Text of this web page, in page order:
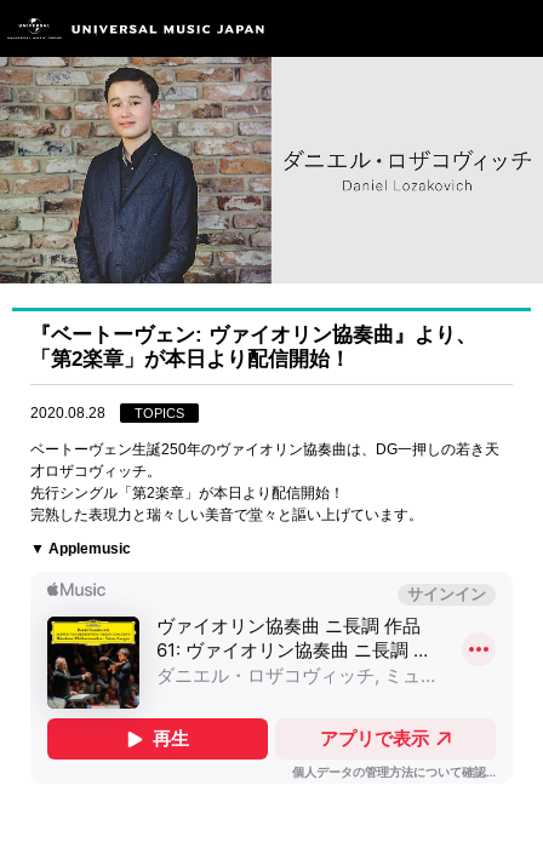
『ベートーヴェン: ヴァイオリン協奏曲』より、
「第2楽章」が本日より配信開始！
2020.08.28 TOPICS
ベートーヴェン生誕250年のヴァイオリン協奏曲は、DG一押しの若き天
才ロザコヴィッチ。
先行シングル「第2楽章」が本日より配信開始！
完熟した表現力と瑞々しい美音で堂々と謳い上げています。
▼ Applemusic